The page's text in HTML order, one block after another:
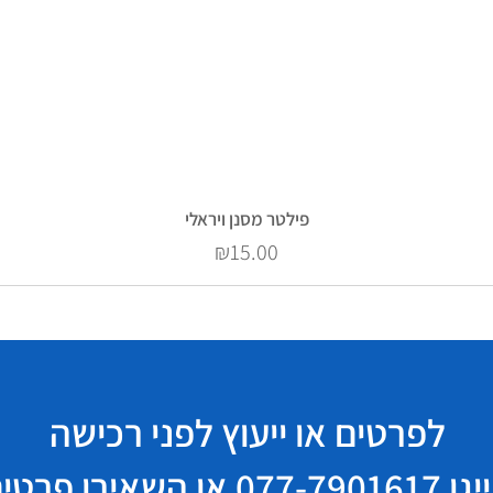
פילטר מסנן ויראלי
Price
₪15.00
לפרטים או ייעוץ לפני רכישה